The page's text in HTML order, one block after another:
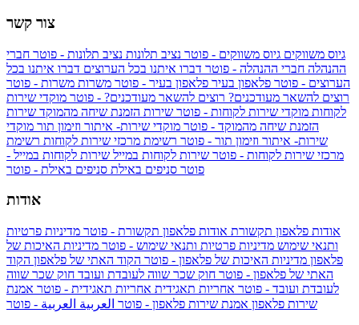
צור קשר
גיוס משווקים גיוס משווקים - פוטר נציב תלונות נציב תלונות - פוטר חברי
ההנהלה חברי ההנהלה - פוטר דברו איתנו בכל הערוצים דברו איתנו בכל
הערוצים - פוטר פלאפון בעיר פלאפון בעיר - פוטר משרות משרות - פוטר
רוצים להשאר מעודכנים? רוצים להשאר מעודכנים? - פוטר מוקדי שירות
לקוחות מוקדי שירות לקוחות - פוטר שירות הזמנת שיחה מהמוקד שירות
הזמנת שיחה מהמוקד - פוטר מוקדי שירות- איתור וזימון תור מוקדי
שירות- איתור וזימון תור - פוטר רשימת מרכזי שירות לקוחות רשימת
מרכזי שירות לקוחות - פוטר שירות לקוחות במייל שירות לקוחות במייל -
פוטר סניפים באילת סניפים באילת - פוטר
אודות
אודות פלאפון תקשורת אודות פלאפון תקשורת - פוטר מדיניות פרטיות
ותנאי שימוש מדיניות פרטיות ותנאי שימוש - פוטר מדיניות האיכות של
פלאפון מדיניות האיכות של פלאפון - פוטר הקוד האתי של פלאפון הקוד
האתי של פלאפון - פוטר חוק שכר שווה לעובדת ועובד חוק שכר שווה
לעובדת ועובד - פוטר אחריות תאגידית אחריות תאגידית - פוטר אמנת
שירות פלאפון אמנת שירות פלאפון - פוטר العربية العربية - פוטר